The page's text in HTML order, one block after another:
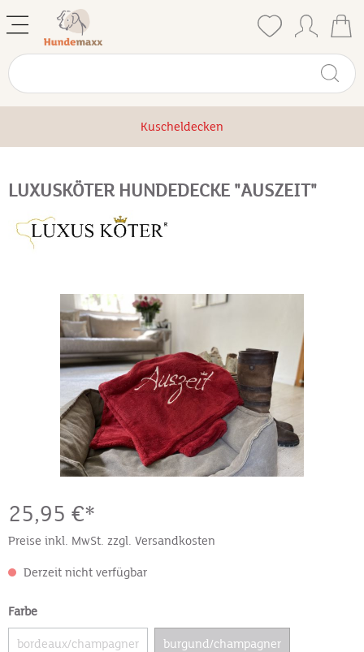
Kuscheldecken
LUXUSKÖTER HUNDEDECKE "AUSZEIT"
25,95 €*
Preise inkl. MwSt. zzgl. Versandkosten
Derzeit nicht verfügbar
Farbe
bordeaux/champagner burgund/champagner